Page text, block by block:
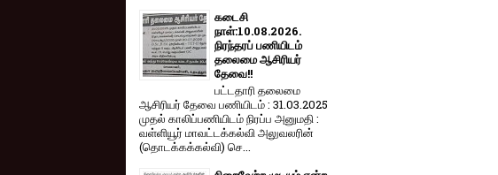
கடைசி
நாள்:10.08.2026.
நிரந்தரப் பணியிடம்
தலைமை ஆசிரியர்
தேவை!!
பட்டதாரி தலைமை
ஆசிரியர் தேவை பணியிடம் : 31.03.2025
முதல் காலிப்பணியிடம் நிரப்ப அனுமதி :
வள்ளியூர் மாவட்டக்கல்வி அலுவலரின்
(தொடக்கக்கல்வி) செ...